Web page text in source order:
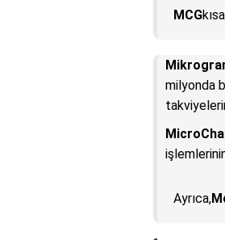
MCG
milyonda
Ayrıca,